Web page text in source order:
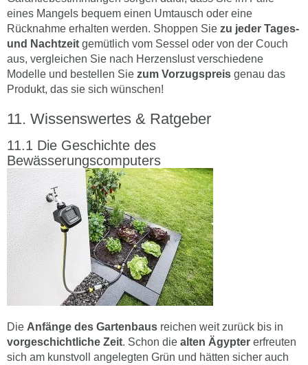
eines Mangels bequem einen Umtausch oder eine
Rücknahme erhalten werden. Shoppen Sie zu jeder Tages-
und Nachtzeit gemütlich vom Sessel oder von der Couch
aus, vergleichen Sie nach Herzenslust verschiedene
Modelle und bestellen Sie zum Vorzugspreis genau das
Produkt, das sie sich wünschen!
Wissenswertes & Ratgeber
Die Geschichte des
Bewässerungscomputers
Die Anfänge des Gartenbaus reichen weit zurück bis in
vorgeschichtliche Zeit. Schon die alten Ägypter erfreuten
sich am kunstvoll angelegten Grün und hätten sicher auch